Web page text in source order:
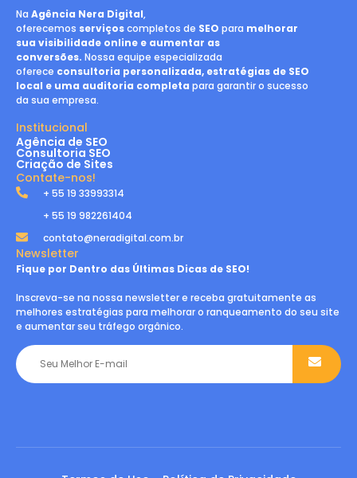
Na Agência Nera Digital,
oferecemos serviçoscompletos de SEO para melhorar
sua visibilidade online e aumentar as
conversões. Nossa equipe especializada
oferece consultoria personalizada, estratégias de SEO
local e uma auditoria completa para garantir o sucesso
da sua empresa.
Institucional
Agência de SEO
Consultoria SEO
Criação de Sites
Contate-nos!
+ 55 19 33993314
+ 55 19 982261404
contato@neradigital.com.br
Newsletter
Fique por Dentro das Últimas Dicas de SEO!
Inscreva-se na nossa newsletter e receba gratuitamente as
melhores estratégias para melhorar o ranqueamento do seu site
e aumentar seu tráfego orgânico.